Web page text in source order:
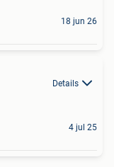
18 jun 26
Details
4 jul 25